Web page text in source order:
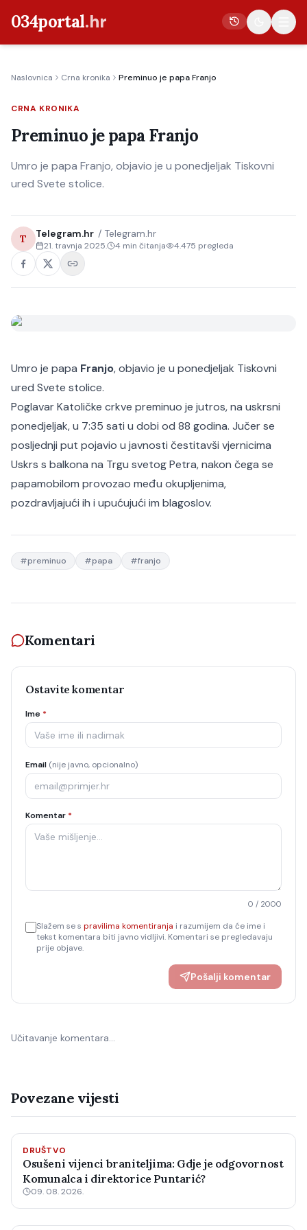
034portal.hr
Crna kronika
Poljoprivreda
Politika
Gospodarstvo
Život
Kultura
Sport
Naslovnica Crna kronika Preminuo je papa Franjo
CRNA KRONIKA
Preminuo je papa Franjo
Umro je papa Franjo, objavio je u ponedjeljak Tiskovni
ured Svete stolice.
T Telegram.hr / Telegram.hr
21. travnja 2025. 4 min čitanja 4.475 pregleda
Umro je papa Franjo, objavio je u ponedjeljak Tiskovni
ured Svete stolice.
Poglavar Katoličke crkve preminuo je jutros, na uskrsni
ponedjeljak, u 7:35 sati u dobi od 88 godina. Jučer se
posljednji put pojavio u javnosti čestitavši vjernicima
Uskrs s balkona na Trgu svetog Petra, nakon čega se
papamobilom provozao među okupljenima,
pozdravljajući ih i upućujući im blagoslov.
#preminuo #papa #franjo
Komentari
Ostavite komentar
Ime *
Email (nije javno, opcionalno)
Komentar *
0 / 2000
Slažem se s pravilima komentiranja i razumijem da će ime i
tekst komentara biti javno vidljivi. Komentari se pregledavaju
prije objave.
Pošalji komentar
Učitavanje komentara…
Povezane vijesti
DRUŠTVO
Osušeni vijenci braniteljima: Gdje je odgovornost
Komunalca i direktorice Puntarić?
09. 08. 2026.